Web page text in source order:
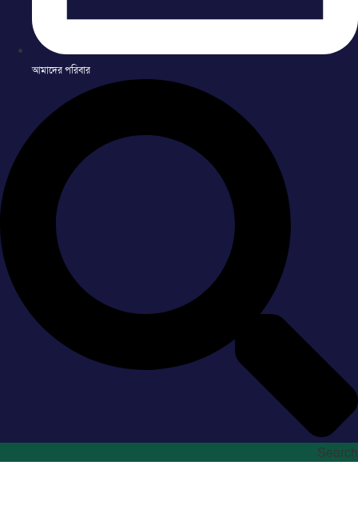
আমাদের পরিবার
Search